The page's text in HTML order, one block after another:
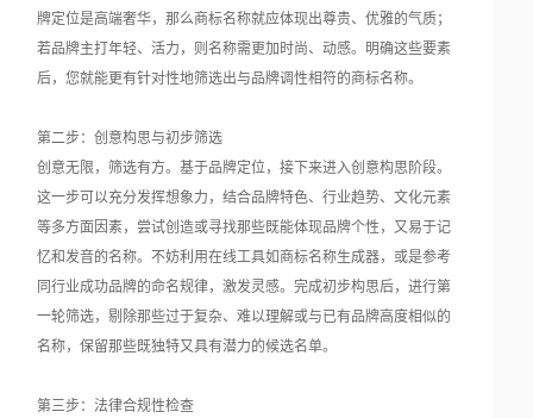
牌定位是高端奢华，那么商标名称就应体现出尊贵、优雅的气质；
若品牌主打年轻、活力，则名称需更加时尚、动感。明确这些要素
后，您就能更有针对性地筛选出与品牌调性相符的商标名称。
第二步：创意构思与初步筛选
创意无限，筛选有方。基于品牌定位，接下来进入创意构思阶段。
这一步可以充分发挥想象力，结合品牌特色、行业趋势、文化元素
等多方面因素，尝试创造或寻找那些既能体现品牌个性，又易于记
忆和发音的名称。不妨利用在线工具如商标名称生成器，或是参考
同行业成功品牌的命名规律，激发灵感。完成初步构思后，进行第
一轮筛选，剔除那些过于复杂、难以理解或与已有品牌高度相似的
名称，保留那些既独特又具有潜力的候选名单。
第三步：法律合规性检查